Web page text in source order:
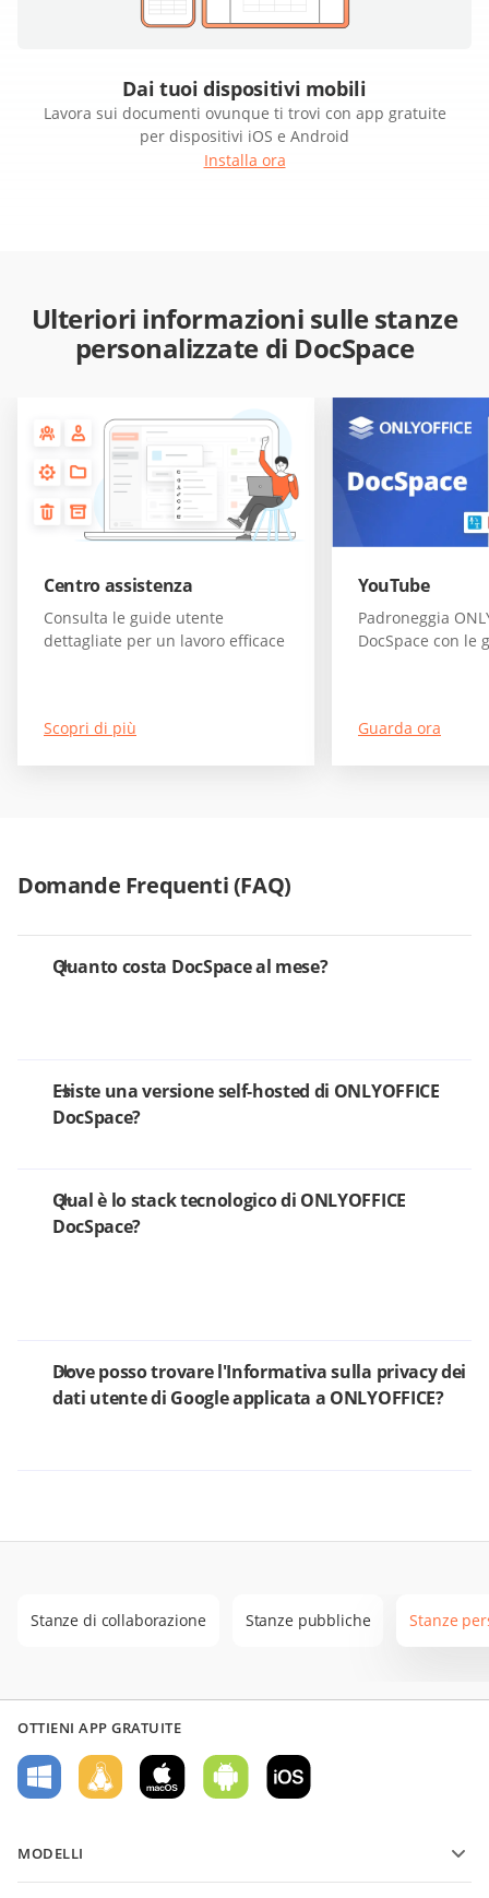
Dai tuoi dispositivi mobili
Lavora sui documenti ovunque ti trovi con app gratuite
per dispositivi iOS e Android
Installa ora
Ulteriori informazioni sulle stanze
personalizzate di DocSpace
Centro assistenza
Consulta le guide utente
dettagliate per un lavoro efficace
Scopri di più
YouTube
Padroneggia
DocSpace con le
Guarda ora
Domande Frequenti (FAQ)
Quanto costa DocSpace al mese?
Esiste una versione self-hosted di ONLYOFFICE
DocSpace?
Qual è lo stack tecnologico di ONLYOFFICE
DocSpace?
Dove posso trovare l'Informativa sulla privacy dei
dati utente di Google applicata a ONLYOFFICE?
Stanze di collaborazione Stanze pubbliche Stanze
OTTIENI APP GRATUITE
MODELLI